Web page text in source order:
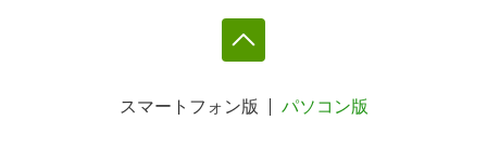
スマートフォン版 パソコン版